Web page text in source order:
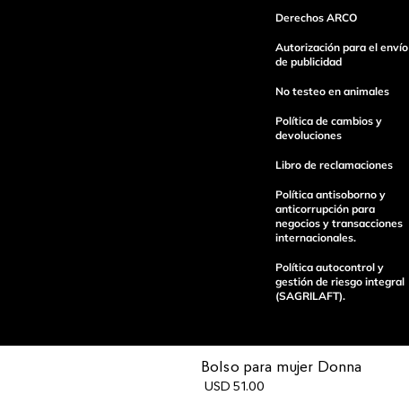
Bolso para mujer Donna
USD 51.00
Derechos ARCO
Autorización para el envío
de publicidad
No testeo en animales
Política de cambios y
devoluciones
Libro de reclamaciones
Política antisoborno y
anticorrupción para
negocios y transacciones
internacionales.
Política autocontrol y
gestión de riesgo integral
(SAGRILAFT).
Pagos 100%